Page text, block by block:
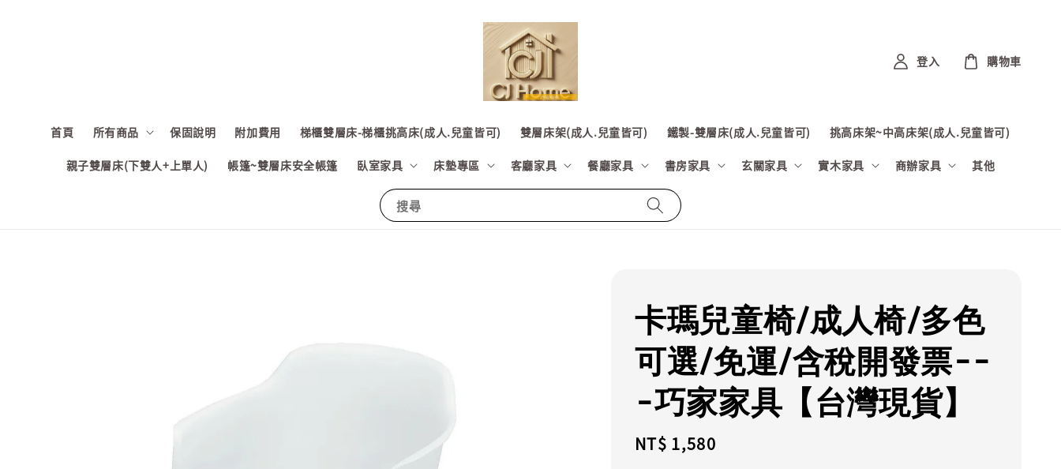
搜尋
首頁 所有商品 保固說明 附加費用 梯櫃雙層床-梯櫃挑高床(成人.兒童皆可) 雙層床架(成人.兒童皆可) 鐵製-雙層床(成人.兒童皆可) 挑高床架~中高床架(成人.兒童皆可)
親子雙層床(下雙人+上單人) 帳篷~雙層床安全帳篷 臥室家具 床墊專區 客廳家具 餐廳家具 書房家具 玄關家具 實木家具 商辦家具 其他
登入 購物車
卡瑪兒童椅/成人椅/多色
可選/免運/含稅開發票--
-巧家家具【台灣現貨】
Regular
NT$ 1,580